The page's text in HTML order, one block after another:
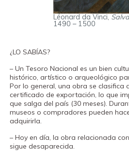
Léonard da Vinci,
1490 – 1500
¿LO SABÍAS?
– Un Tesoro Nacional es un bien
histórico, artístico o arqueológico
Por lo general, una obra se clasifica
certificado de exportación, lo que
que salga del país (30 meses).
museos o compradores pueden
adquirirla.
– Hoy en día, la obra relacionada
sigue desaparecida.